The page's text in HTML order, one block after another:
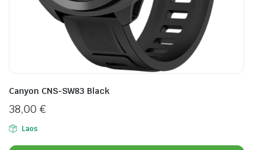
Canyon CNS-SW83 Black
38,00 €
Laos